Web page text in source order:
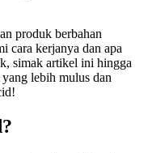
produk berbahan
cara kerjanya dan apa
simak artikel ini hingga
lebih mulus dan